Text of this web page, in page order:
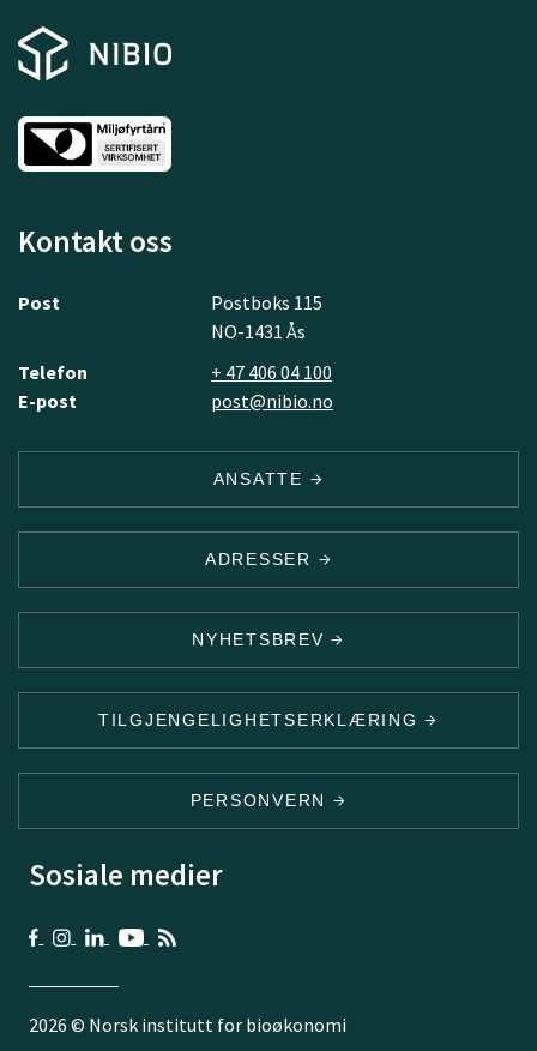
Kontakt oss
Post
Postboks 115
NO-1431 Ås
Telefon
+ 47 406 04 100
E-post
post@nibio.no
ANSATTE
ADRESSER
NYHETSBREV
TILGJENGELIGHETSERKLÆRING
PERSONVERN
Sosiale medier
2026 © Norsk institutt for bioøkonomi